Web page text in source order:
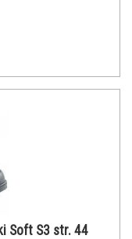
Soft S3 str. 44